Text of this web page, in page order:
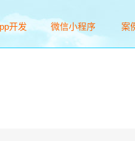
开发
微信小程序
WeChat
案